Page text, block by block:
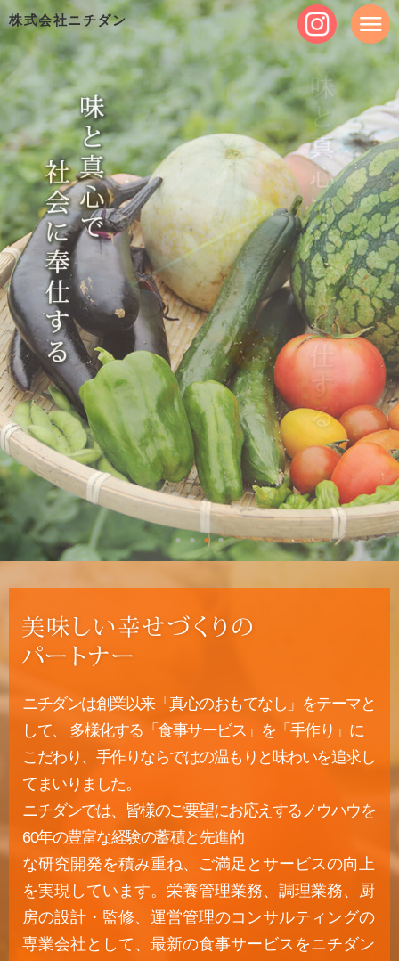
株式会社ニチダン
ニチダンは創業以来「真心のおもてなし」をテーマと
して、 多様化する「食事サービス」を「手作り」に
こだわり、手作りならではの温もりと味わいを追求し
てまいりました。
ニチダンでは、皆様のご要望にお応えするノウハウを
60年の豊富な経験の蓄積と先進的
な研究開発を積み重ね、ご満足とサービスの向上
を実現しています。栄養管理業務、調理業務、厨
房の設計・監修、運営管理のコンサルティングの
専業会社として、最新の食事サービスをニチダン